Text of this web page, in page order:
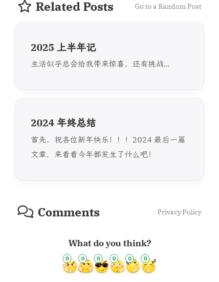
Related Posts Go to a Random Post
2025 上半年记
生活似乎总会给我带来惊喜，还有挑战...
2024 年终总结
首先，祝各位新年快乐！！！2024 最后一篇
文章，来看看今年都发生了什么吧！
Comments Privacy Policy
What do you think?
0 0 0 0 0 0